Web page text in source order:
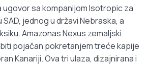
ugovor sa kompanijom Isotropic za
jednog u državi Nebraska, a
Amazonas Nexus zemaljski
pojačan pokretanjem treće kapije
Kanariji. Ova tri ulaza, dizajnirana i